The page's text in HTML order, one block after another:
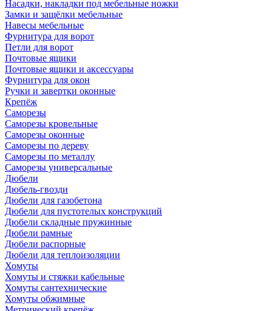
Насадки, накладки под мебельные ножки
Замки и защёлки мебельные
Навесы мебельные
Фурнитура для ворот
Петли для ворот
Почтовые ящики
Почтовые ящики и аксессуары
Фурнитура для окон
Ручки и завертки оконные
Крепёж
Саморезы
Саморезы кровельные
Саморезы оконные
Саморезы по дереву
Саморезы по металлу
Саморезы универсальные
Дюбели
Дюбель-гвозди
Дюбели для газобетона
Дюбели для пустотелых конструкций
Дюбели складные пружинные
Дюбели рамные
Дюбели распорные
Дюбели для теплоизоляции
Хомуты
Хомуты и стяжки кабельные
Хомуты сантехнические
Хомуты обжимные